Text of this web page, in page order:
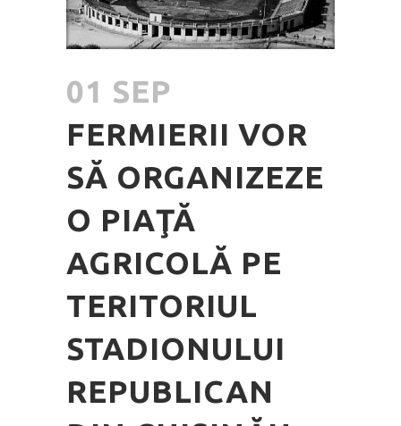
01 SEP
FERMIERII VOR
SĂ ORGANIZEZE
O PIAŢĂ
AGRICOLĂ PE
TERITORIUL
STADIONULUI
REPUBLICAN